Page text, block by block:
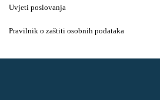
Uvjeti poslovanja
Pravilnik o zaštiti osobnih podataka